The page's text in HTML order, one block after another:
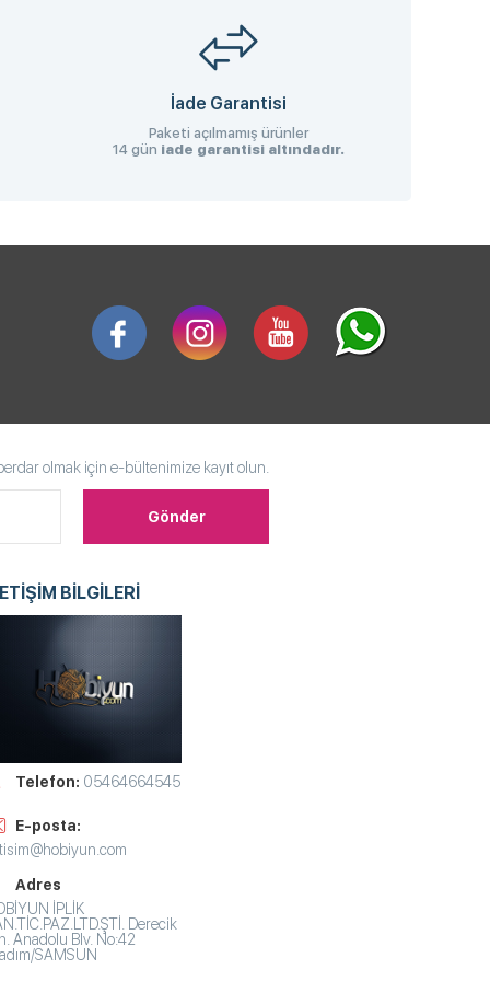
İade Garantisi
Paketi açılmamış ürünler
14 gün iade garantisi altındadır.
olmak için e-bültenimize kayıt olun.
BİLGİLERİ
Telefon: 05464664545
E-posta:
Adres
İPLİK
Derecik
Anadolu Blv. No:42
SAMSUN